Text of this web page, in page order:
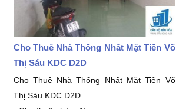
Cho Thuê Nhà Thống Nhất Mặt Tiền Võ
Thị Sáu KDC D2D
Cho Thuê Nhà Thống Nhất Mặt Tiền Võ
Thị Sáu KDC D2D